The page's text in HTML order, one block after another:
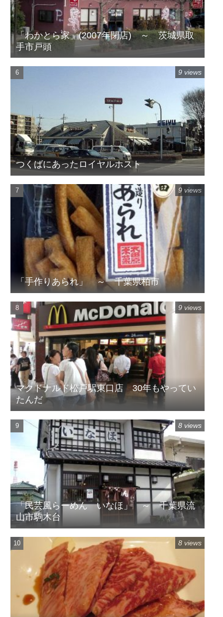
「わかとら家」(2007年閉店) ～ 茨城県取
手市戸頭
つくばにあったロイヤルホスト
9 views
「手作りあられ」 ～ 千葉県柏市
9 views
マクドナルド松戸駅東口店 30年もやってい
たんだ
9 views
「民芸風らーめん いなほ」 ～ 千葉県流
山市駒木台
8 views
8 views